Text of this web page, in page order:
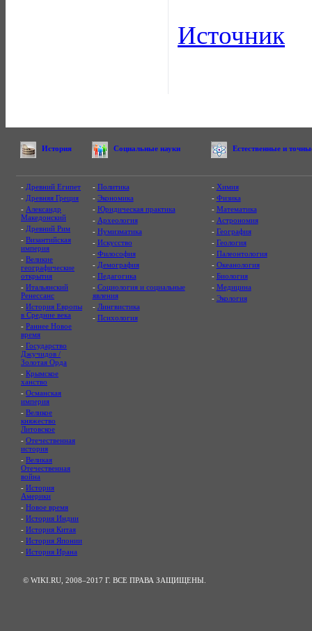
Источник
История Социальные науки Естественные и
- Древний Египет
- Древняя Греция
- Александр
Македонский
- Древний Рим
- Византийская
империя
- Великие
географические
открытия
- Итальянский
Ренессанс
- История Европы
в Средние века
- Раннее Новое
время
- Государство
Джучидов /
Золотая Орда
- Крымское
ханство
- Османская
империя
- Великое
княжество
Литовское
- Отечественная
история
- Великая
Отечественная
война
- История
Америки
- Новое время
- История Индии
- История Китая
- История Японии
- История Ирана
- Политика
- Экономика
- Юридическая практика
- Археология
- Нумизматика
- Искусство
- Философия
- Демография
- Педагогика
- Социология и социальные
явления
- Лингвистика
- Психология
- Химия
- Физика
- Математика
- Астрономия
- География
- Геология
- Палеонтология
- Океанология
- Биология
- Медицина
- Экология
© WIKI.RU, 2008–2017 Г. ВСЕ ПРАВА ЗАЩИЩЕНЫ.